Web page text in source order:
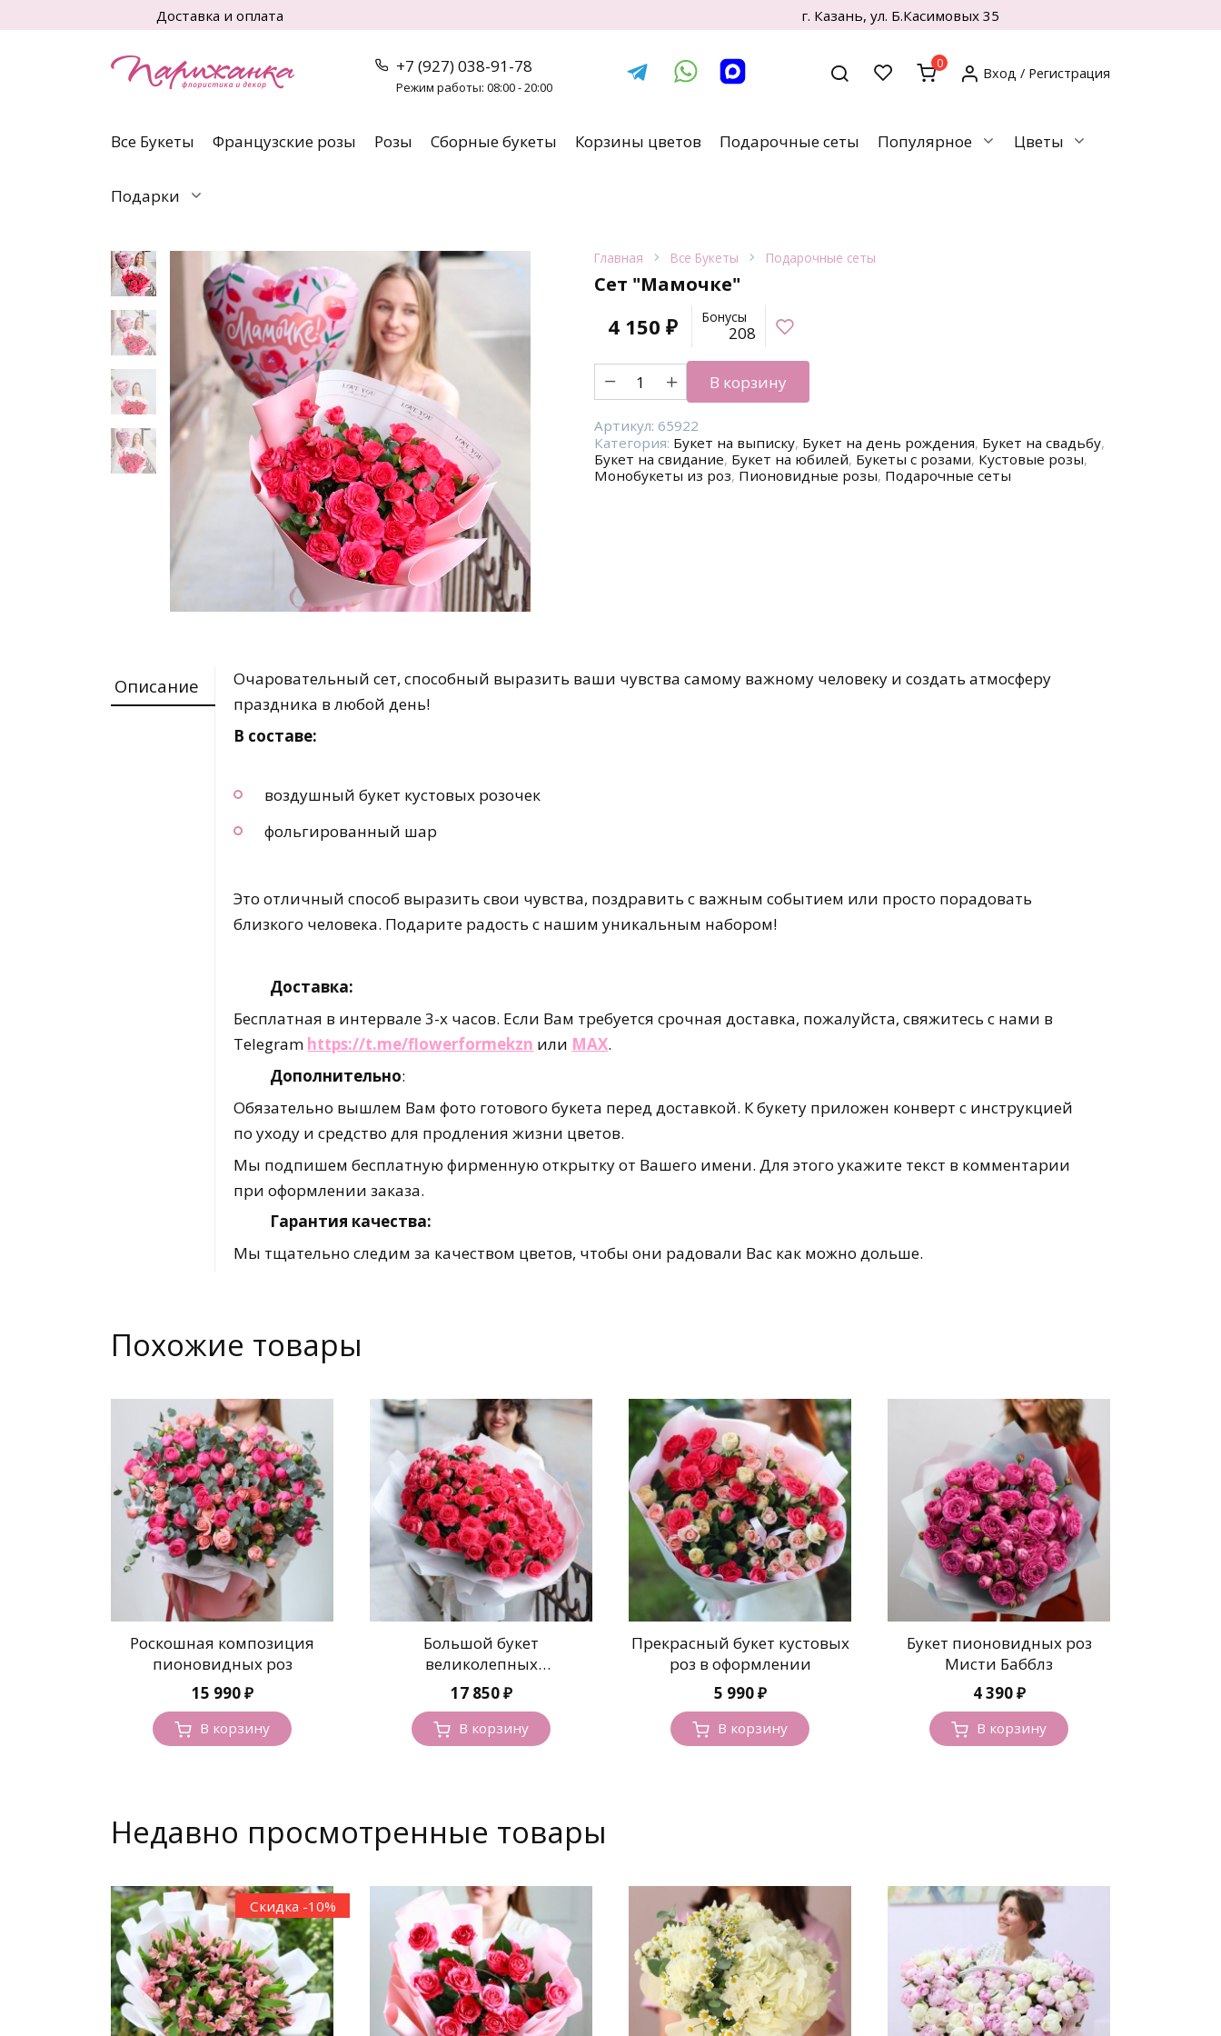
к
Доставка и оплата г. Казань, ул. Б.Касимовых 35
+7 (927) 038-91-78
Режим работы: 08:00 - 20:00
0
Вход / Регистрация
Все Букеты Французские розы Розы Сборные букеты Корзины цветов Подарочные сеты Популярное Цветы
Подарки
Главная Все Букеты Подарочные сеты
Сет "Мамочке"
4 150 ₽ Бонусы
208
Количество
товара
"Мамочке"
В корзину
Артикул: 65922
Категория: Букет на выписку, Букет на день рождения, Букет на свадьбу,
Букет на свидание, Букет на юбилей, Букеты с розами, Кустовые розы,
Монобукеты из роз, Пионовидные розы, Подарочные сеты
Описание
Очаровательный сет, способный выразить ваши чувства самому важному человеку и создать атмосферу
праздника в любой день!
В составе:
воздушный букет кустовых розочек
фольгированный шар
Это отличный способ выразить свои чувства, поздравить с важным событием или просто порадовать
близкого человека. Подарите радость с нашим уникальным набором!
Доставка:
Бесплатная в интервале 3-х часов. Если Вам требуется срочная доставка, пожалуйста, свяжитесь с нами в
Telegram https://t.me/flowerformekzn или MAX.
Дополнительно:
Обязательно вышлем Вам фото готового букета перед доставкой. К букету приложен конверт с инструкцией
по уходу и средство для продления жизни цветов.
Мы подпишем бесплатную фирменную открытку от Вашего имени. Для этого укажите текст в комментарии
при оформлении заказа.
Гарантия качества:
Мы тщательно следим за качеством цветов, чтобы они радовали Вас как можно дольше.
Похожие товары
Роскошная композиция
пионовидных роз
15 990₽
В корзину
Большой букет
великолепных
пионовидных роз
17 850₽
В корзину
Прекрасный букет кустовых
роз в оформлении
5 990₽
В корзину
Букет пионовидных роз
Мисти Бабблз
4 390₽
В корзину
Недавно просмотренные товары
Скидка -10%